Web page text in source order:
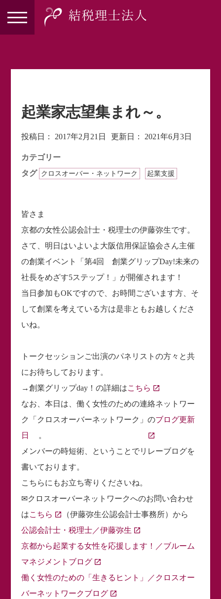
起業家志望集まれ～。
投稿日： 2017年2月21日 更新日： 2021年6月3日
カテゴリー
タグ
クロスオーバー・ネットワーク 起業支援
皆さま
京都の女性公認会計士・税理士の伊藤弥生です。
さて、明日はいよいよ大阪信用保証協会さん主催
の創業イベント「第4回 創業グリップDay!未来の
社長をめざす5ステップ！」が開催されます！
当日参加もOKですので、お時間ございます方、そ
して創業を考えている方は是非ともお越しくださ
いね。
トークセッションご出演のパネリストの方々と共
にお待ちしております。
→創業グリップday！の詳細はこちら
なお、本日は、働く女性のための連絡ネットワー
ク「クロスオーバーネットワーク」のブログ更新
日
。
メンバーの時短術、ということでリレーブログを
書いております。
こちらにもお立ち寄りくださいね。
✉クロスオーバーネットワークへのお問い合わせ
はこちら
（伊藤弥生公認会計士事務所）から
公認会計士・税理士／伊藤弥生
京都から起業する女性を応援します！／ブルーム
マネジメントブログ
働く女性のための「生きるヒント」／クロスオー
バーネットワークブログ